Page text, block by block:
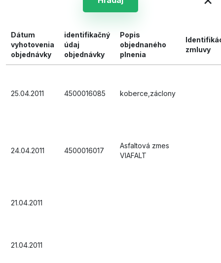
Dátum
vyhotovenia
objednávky
identifikačný
údaj
objednávky
Popis
objednaného
plnenia
zmluvy
25.04.2011 4500016085 koberce,záclony
24.04.2011 4500016017
Asfaltová zmes
VIAFALT
21.04.2011
21.04.2011